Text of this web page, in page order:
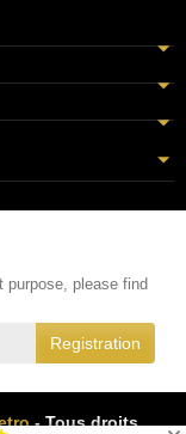
purpose, please find
- Tous droits